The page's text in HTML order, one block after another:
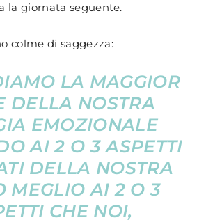
la giornata seguente.
colme di saggezza:
LA MAGGIOR
DELLA NOSTRA
EMOZIONALE
AI 2 O 3 ASPETTI
DELLA NOSTRA
MEGLIO AI 2 O 3
CHE NOI,